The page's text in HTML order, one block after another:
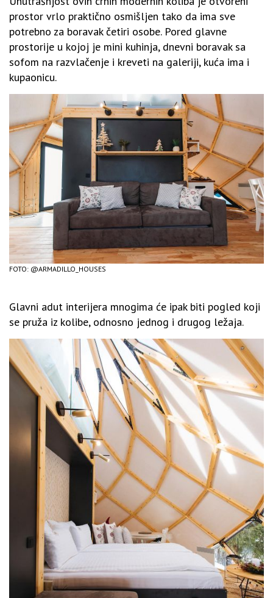
prostor vrlo praktično osmišljen tako da ima sve
potrebno za boravak četiri osobe. Pored glavne
prostorije u kojoj je mini kuhinja, dnevni boravak sa
sofom na razvlačenje i kreveti na galeriji, kuća ima i
kupaonicu.
FOTO: @ARMADILLO_HOUSES
Glavni adut interijera mnogima će ipak biti pogled koji
se pruža iz kolibe, odnosno jednog i drugog ležaja.